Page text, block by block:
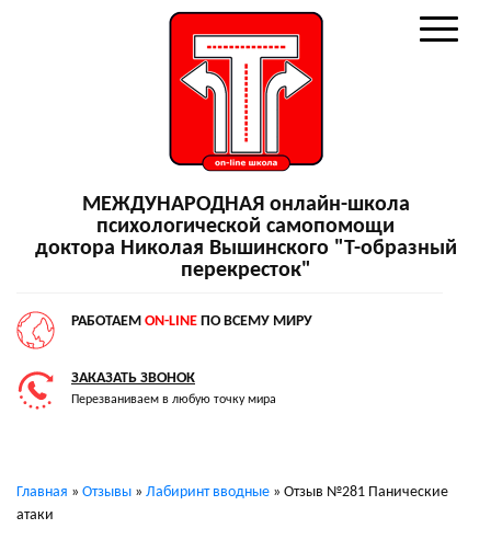
МЕЖДУНАРОДНАЯ онлайн-школа
психологической самопомощи
доктора Николая Вышинского "Т-образный
перекресток"
РАБОТАЕМ ON-LINE ПО ВСЕМУ МИРУ
ЗАКАЗАТЬ ЗВОНОК
Перезваниваем в любую точку мира
Главная » Отзывы » Лабиринт вводные » Отзыв №281 Панические
атаки